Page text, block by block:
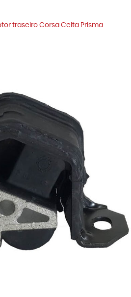
traseiro Corsa Celta Prisma